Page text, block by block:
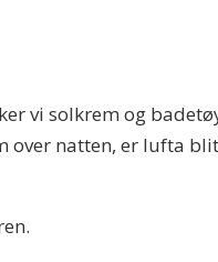
vi solkrem og
over natten, er lufta